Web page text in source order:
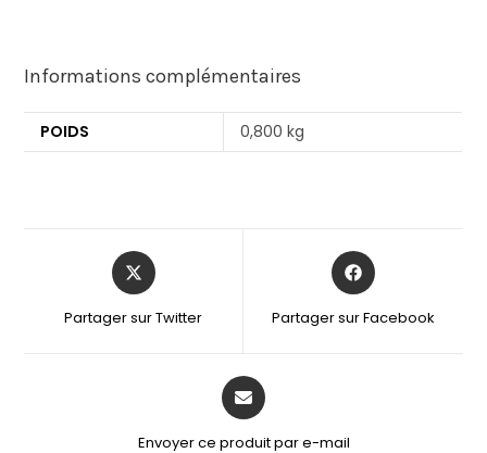
Informations complémentaires
POIDS 0,800 kg
Partager sur Twitter Partager sur Facebook
Envoyer ce produit par e-mail